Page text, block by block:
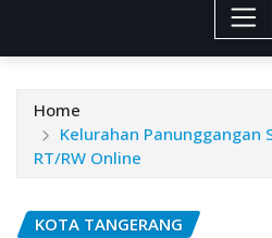
Home
Kelurahan Panunggangan
RT/RW Online
KOTA TANGERANG